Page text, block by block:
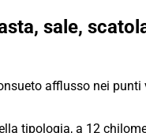
sale,
afflusso nei
tipologia, a 12